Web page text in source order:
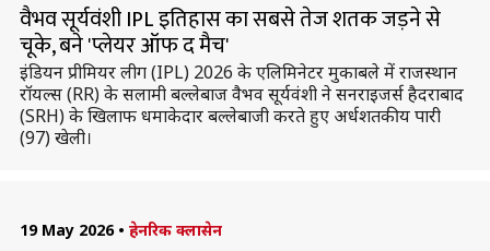
वैभव सूर्यवंशी IPL इतिहास का सबसे तेज शतक जड़ने से
चूके, बने 'प्लेयर ऑफ द मैच'
इंडियन प्रीमियर लीग (IPL) 2026 के एलिमिनेटर मुकाबले में राजस्थान
रॉयल्स (RR) के सलामी बल्लेबाज वैभव सूर्यवंशी ने सनराइजर्स हैदराबाद
(SRH) के खिलाफ धमाकेदार बल्लेबाजी करते हुए अर्धशतकीय पारी
(97) खेली।
19 May 2026 • हेनरिक क्लासेन